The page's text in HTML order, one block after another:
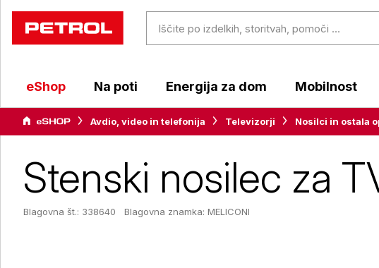
eShop Na poti Energija za dom Mobilnost
Avdio, video in telefonija Televizorji Nosilci in ostala
Stenski nosilec za
Blagovna št.: 338640 Blagovna znamka: MELICONI